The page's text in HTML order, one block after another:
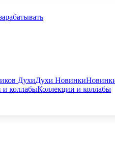
ДухиДухи Новинки
и коллабыКоллекции и коллабы